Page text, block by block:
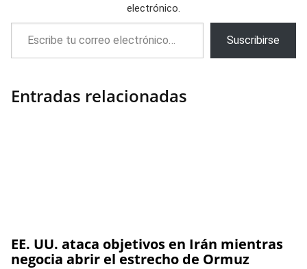
electrónico.
Escribe tu correo electrónico…
Suscribirse
Entradas relacionadas
EE. UU. ataca objetivos en Irán mientras
negocia abrir el estrecho de Ormuz